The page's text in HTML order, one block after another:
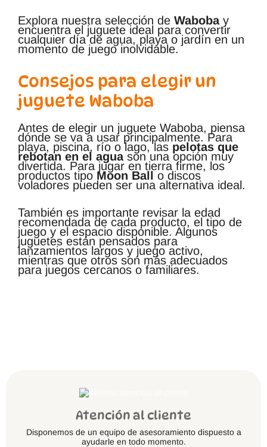
Explora nuestra selección de Wabobay
encuentra el juguete ideal para convertir
cualquier día de agua, playa o jardín en un
momento de juego inolvidable.
Consejos para elegir un
juguete Waboba
Antes de elegir un juguete Waboba, piensa
dónde se va a usar principalmente. Para
playa, piscina, río o lago, las pelotas que
rebotan en el aguason una opción muy
divertida. Para jugar en tierra firme, los
productos tipo Moon Ball o discos
voladores pueden ser una alternativa ideal.
También es importante revisar la edad
recomendada de cada producto, el tipo de
juego y el espacio disponible. Algunos
juguetes están pensados para
lanzamientos largos y juego activo,
mientras que otros son más adecuados
para juegos cercanos o familiares.
Atención al cliente
Disponemos de un equipo de asesoramiento dispuesto a
ayudarle en todo momento.